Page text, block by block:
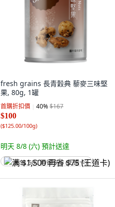
fresh grains 長青穀典 藜麥三味堅
果, 80g, 1罐
首購折扣價 40%$167
$100
($125.00/100g)
明天 8/8 (六) 預計送達
满 $1,500 再省 $75 (王道卡)